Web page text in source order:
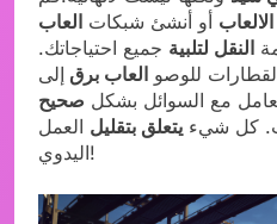
الالعاب أو أنشئ شبكات العاب
النقل لتلبية جميع احتياجاتك.
للوصو العاب برق إلى
مع السوائل بشكل صحيح
كل شيء يتعلق بتقليل العمل
اليدوي!